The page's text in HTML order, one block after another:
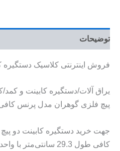
توضیحات
فروش اینترنتی کلاسیک دستگیره
یراق آلات/دستگیره کابینت و
پیچ فلزی گوهران مدل پرنس کافی طول 29.3
جهت خرید دستگیره کابینت دو
کافی طول 29.3 سانتی‌متر با واحد فروش تماس بگیرید.